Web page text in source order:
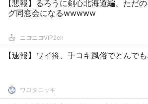
【悲報】るろうに剣心北海道編、ただ
グ同窓会になるwwwww
ニコニコVIP2ch
【速報】ワイ将、手コキ風俗でとんで
ワロタニッキ